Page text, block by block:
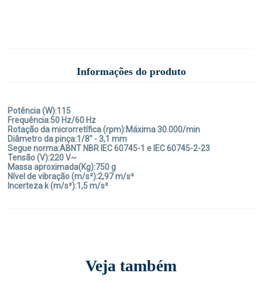
Informações do produto
Potência (W):115
Frequência:50 Hz/60 Hz
Rotação da microrretífica (rpm):Máxima 30.000/min
Diâmetro da pinça:1/8" - 3,1 mm
Segue norma:ABNT NBR IEC 60745-1 e IEC 60745-2-23
Tensão (V):220 V~
Massa aproximada(Kg):750 g
Nível de vibração (m/s²):2,97 m/s²
Incerteza k (m/s²):1,5 m/s²
Veja também